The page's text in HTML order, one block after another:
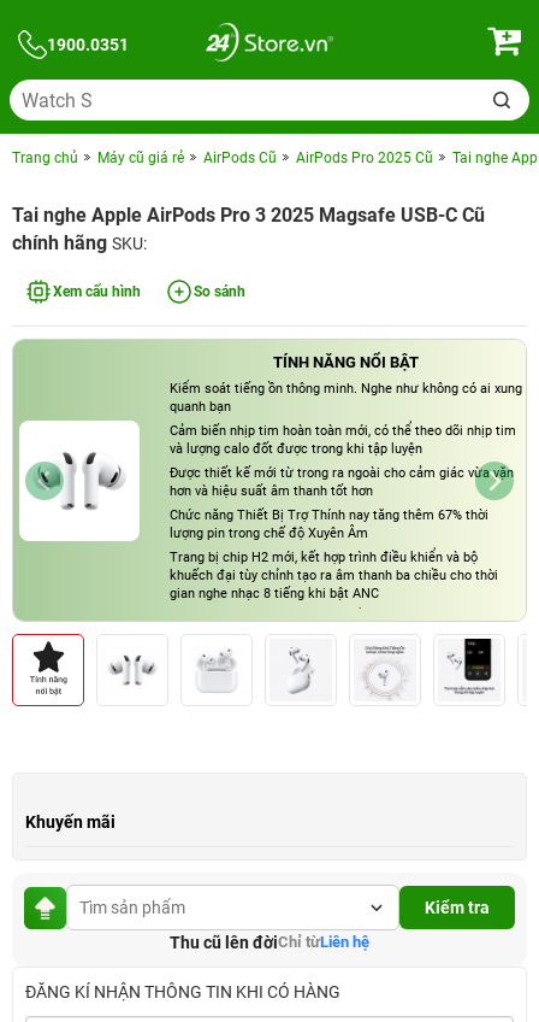
1900.0351
Trang chủ Máy cũ giá rẻ AirPods Cũ AirPods Pro 2025 Cũ Tai nghe
Tai nghe Apple AirPods Pro 3 2025 Magsafe USB-C Cũ
chính hãng SKU:
Xem cấu hình So sánh
TÍNH NĂNG NỔI BẬT
Kiểm soát tiếng ồn thông minh. Nghe như không có ai xung
quanh bạn
Cảm biến nhịp tim hoàn toàn mới, có thể theo dõi nhịp tim
và lượng calo đốt được trong khi tập luyện
Được thiết kế mới từ trong ra ngoài cho cảm giác vừa vặn
hơn và hiệu suất âm thanh tốt hơn
Chức năng Thiết Bị Trợ Thính nay tăng thêm 67% thời
lượng pin trong chế độ Xuyên Âm
Trang bị chip H2 mới, kết hợp trình điều khiển và bộ
khuếch đại tùy chỉnh tạo ra âm thanh ba chiều cho thời
gian nghe nhạc 8 tiếng khi bật ANC
Kháng nước, chống bụi đạt chuẩn IP57, thoải mái trong
những bài tập cường độ cao và điều kiện thời tiết khó
lường
Khuyến mãi
Kiểm tra
Thu cũ lên đờiChỉ từLiên hệ
ĐĂNG KÍ NHẬN THÔNG TIN KHI CÓ HÀNG